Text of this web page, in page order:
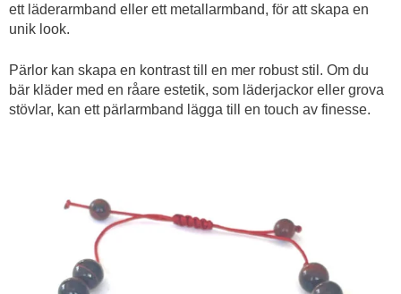
ett läderarmband eller ett metallarmband, för att skapa en
unik look.
Pärlor kan skapa en kontrast till en mer robust stil. Om du
bär kläder med en råare estetik, som läderjackor eller grova
stövlar, kan ett pärlarmband lägga till en touch av finesse.